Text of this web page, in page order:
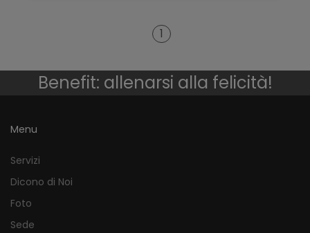
1
Benefit: allenarsi alla felicità!
Menu
Servizi
Dicono di Noi
Foto
Sede